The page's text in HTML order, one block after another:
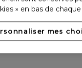
» en bas de
mes